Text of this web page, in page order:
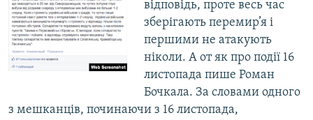
відповідь, проте весь час
зберігають перемир’я і
першими не атакують
ніколи. А от як про події 16
листопада пише Роман
Бочкала. За словами одного
з мешканців, починаючи з 16 листопада,